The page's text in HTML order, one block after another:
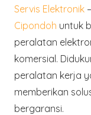
Servis Elektronik
Cipondoh untuk
peralatan
komersial.
peralatan kerja
memberikan
bergaransi.